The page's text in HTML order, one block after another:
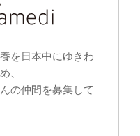
を日本中にゆきわ
、
の仲間を募集して